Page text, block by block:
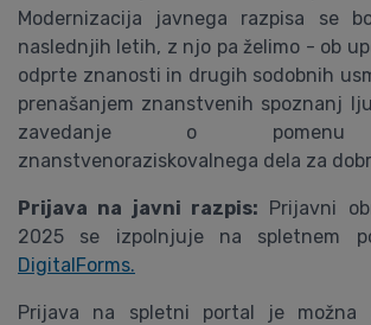
Modernizacija javnega razpisa se
naslednjih letih, z njo pa želimo - ob
odprte znanosti in drugih sodobnih
prenašanjem znanstvenih spoznanj
zavedanje o pomenu
znanstvenoraziskovalnega dela za
Prijava na javni razpis: Prijavni
2025 se izpolnjuje na spletnem
DigitalForms.
Prijava na spletni portal je možna